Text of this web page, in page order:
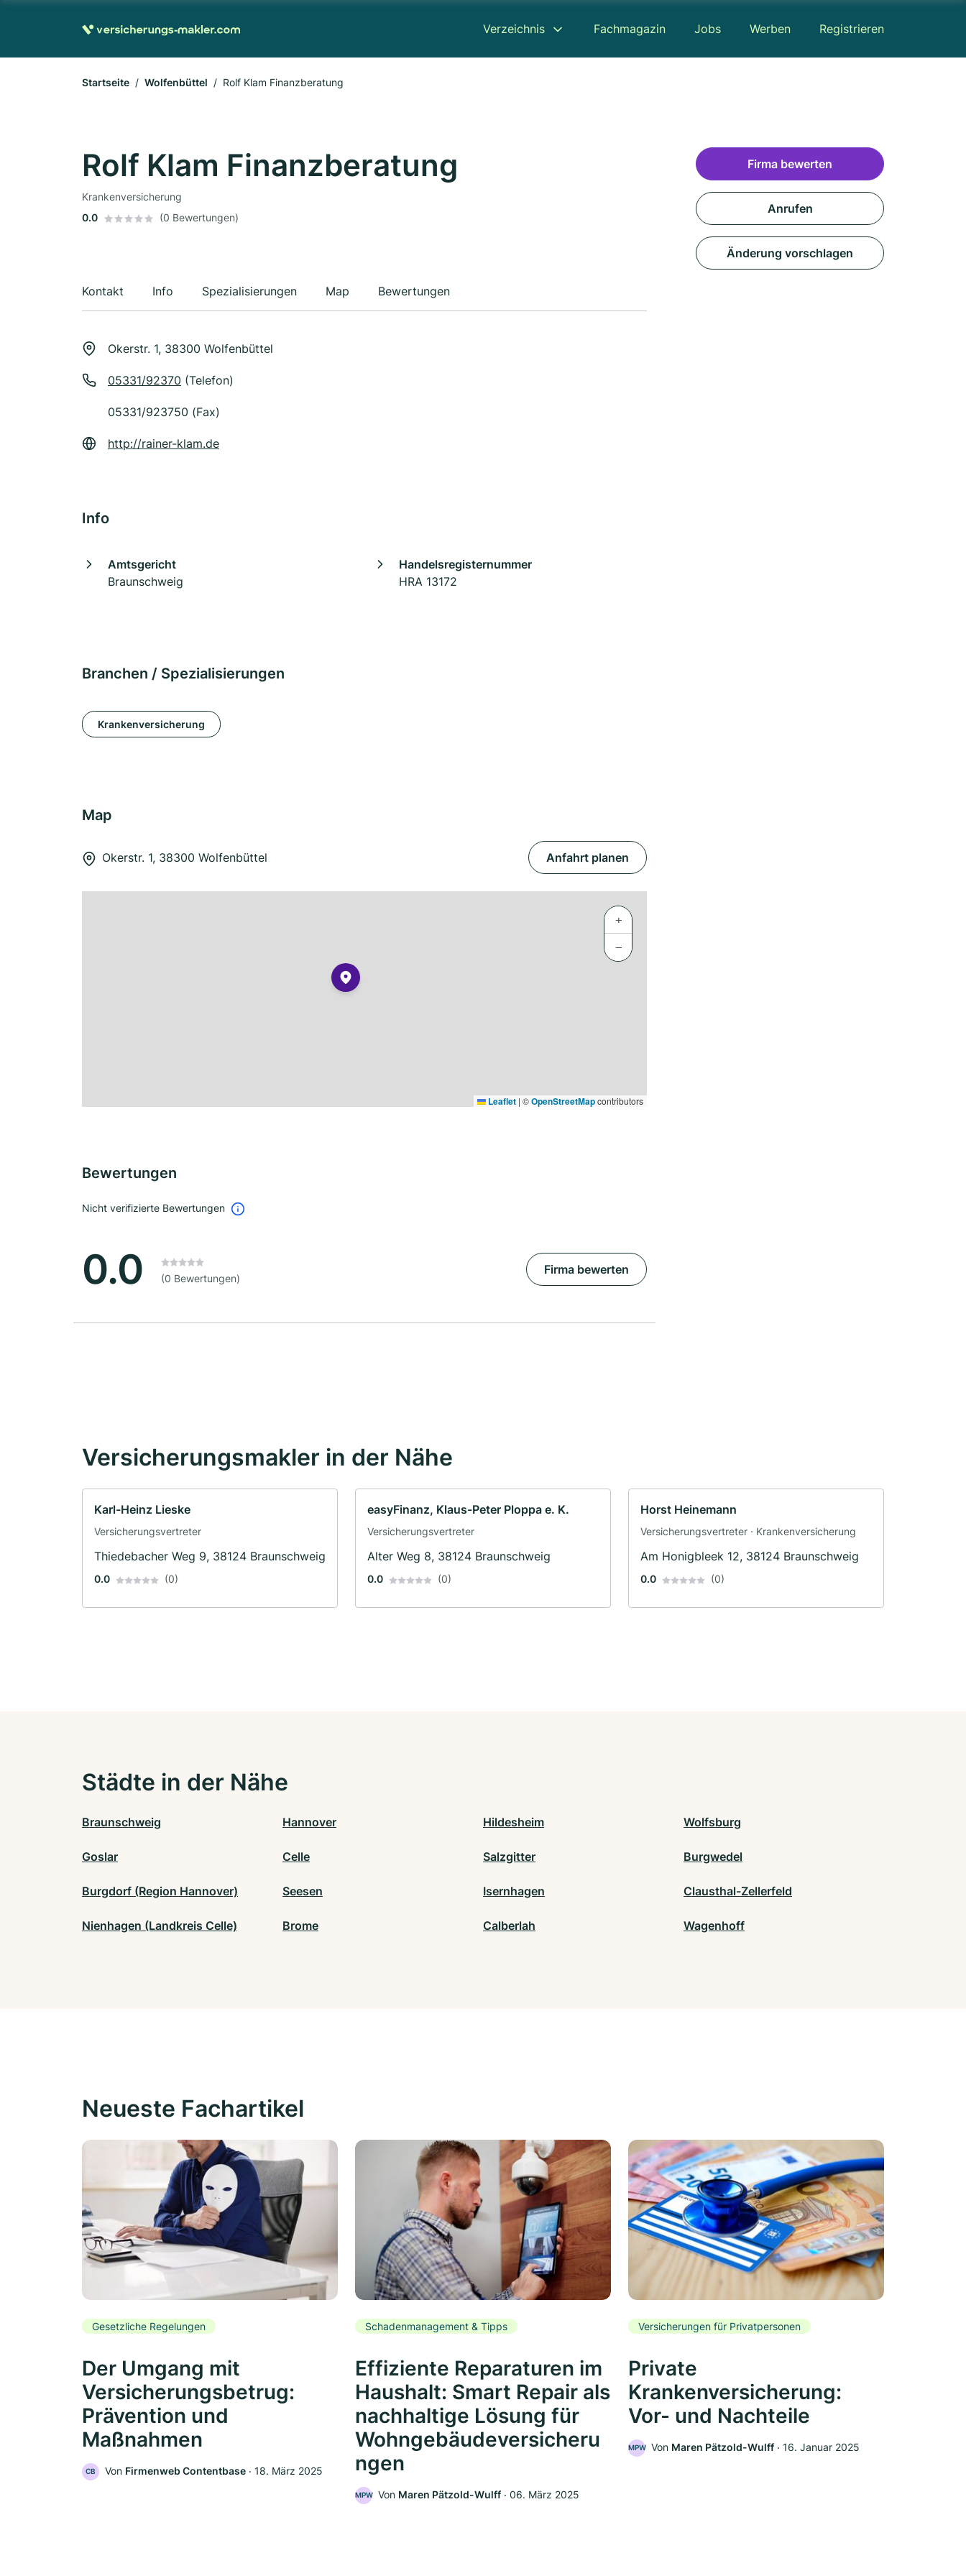
Verzeichnis Fachmagazin Jobs Werben Registrieren
Startseite Wolfenbüttel Rolf Klam Finanzberatung
Rolf Klam Finanzberatung
Krankenversicherung
0.0
(0 Bewertungen)
Kontakt Info Spezialisierungen Map Bewertungen
Okerstr. 1, 38300 Wolfenbüttel
05331/92370 (Telefon)
05331/923750 (Fax)
http://rainer-klam.de
Info
Amtsgericht
Braunschweig
Handelsregisternummer
HRA 13172
Branchen / Spezialisierungen
Krankenversicherung
Map
Okerstr. 1, 38300 Wolfenbüttel Anfahrt planen
+
−
Leaflet | ©OpenStreetMapcontributors
Bewertungen
Nicht verifizierte Bewertungen
0.0 (0 Bewertungen)
Firma bewerten
Firma bewerten
Anrufen
Änderung vorschlagen
Versicherungsmakler in der Nähe
Karl-Heinz Lieske
Versicherungsvertreter
Thiedebacher Weg 9, 38124 Braunschweig
0.0 (0)
easyFinanz, Klaus-Peter Ploppa e. K.
Versicherungsvertreter
Alter Weg 8, 38124 Braunschweig
0.0 (0)
Horst Heinemann
Versicherungsvertreter · Krankenversicherung
Am Honigbleek 12, 38124 Braunschweig
0.0 (0)
Städte in der Nähe
Braunschweig Hannover Hildesheim Wolfsburg
Goslar Celle Salzgitter Burgwedel
Burgdorf (Region Hannover) Seesen Isernhagen Clausthal-Zellerfeld
Nienhagen (Landkreis Celle) Brome Calberlah Wagenhoff
Neueste Fachartikel
Gesetzliche Regelungen
Der Umgang mit
Versicherungsbetrug:
Prävention und
Maßnahmen
CB Von Firmenweb Contentbase ‧ 18. März 2025
Schadenmanagement & Tipps
Effiziente Reparaturen im
Haushalt: Smart Repair als
nachhaltige Lösung für
Wohngebäudeversicheru
ngen
MPW Von Maren Pätzold-Wulff ‧ 06. März 2025
Versicherungen für Privatpersonen
Private
Krankenversicherung:
Vor- und Nachteile
MPW Von Maren Pätzold-Wulff ‧ 16. Januar 2025